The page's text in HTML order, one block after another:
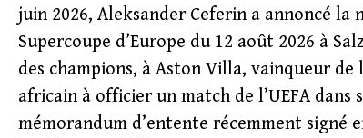
juin 2026, Aleksander Ceferin a annoncé
Supercoupe d’Europe du 12 août 2026 à
des champions, à Aston Villa, vainqueur
africain à officier un match de l’UEFA
mémorandum d’entente récemment signé